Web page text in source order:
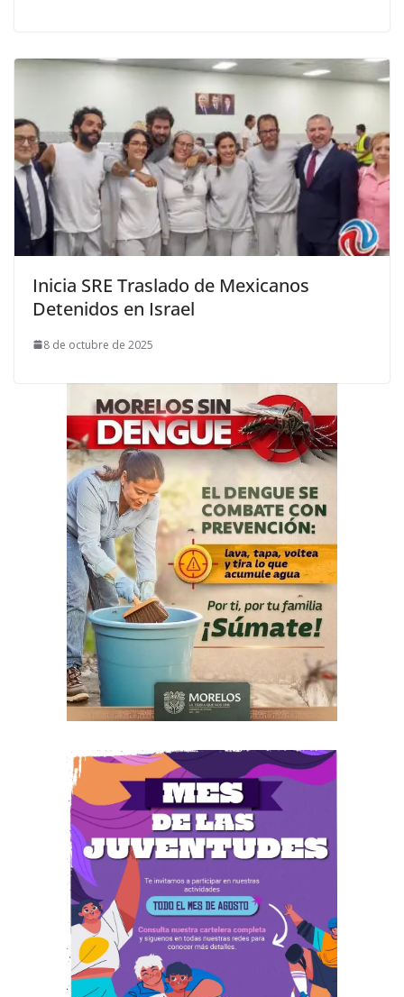
Inicia SRE Traslado de Mexicanos
Detenidos en Israel
8 de octubre de 2025